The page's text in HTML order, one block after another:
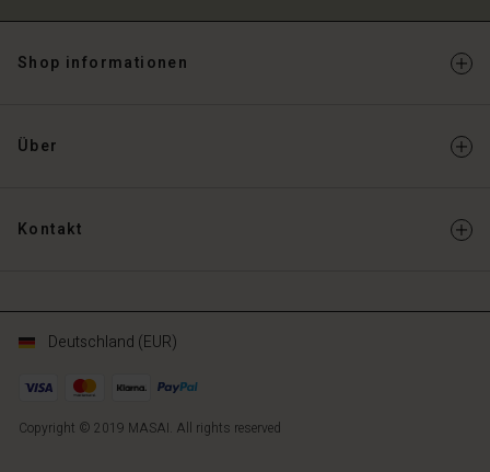
Shop informationen
Über
Kontakt
Copyright © 2019 MASAI. All rights reserved
Deutschland (EUR)